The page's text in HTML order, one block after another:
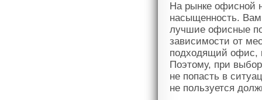
На рынке офисной
насыщенность. Вам
лучшие офисные
зависимости от
подходящий офис,
Поэтому, при
не попасть в
не пользуется